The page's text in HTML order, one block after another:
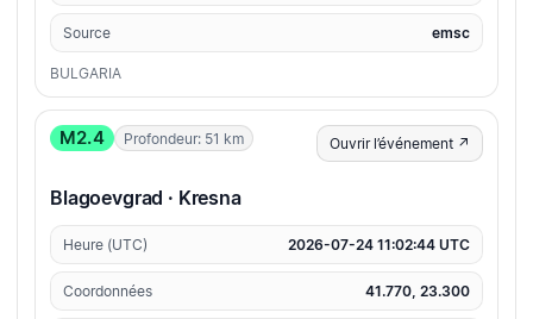
Source emsc
BULGARIA
M2.4 Profondeur: 51 km Ouvrir l’événement ↗
Blagoevgrad · Kresna
Heure (UTC) 2026-07-24 11:02:44 UTC
Coordonnées 41.770, 23.300